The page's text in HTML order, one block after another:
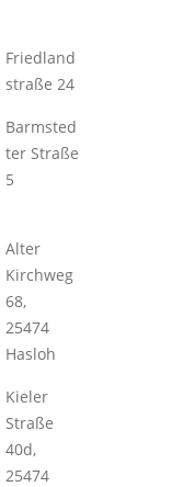
Friedland
straße 24
Barmsted
ter Straße
5
Alter
Kirchweg
68,
25474
Hasloh
Kieler
Straße
40d,
25474